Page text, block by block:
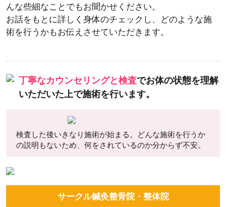
んな些細なことでもお聞かせください。
お話をもとに詳しく身体のチェックし、どのような施
術を行うかもお伝えさせていただきます。
丁寧なカウンセリングと検査でお体の状態を理解
いただいた上で施術を行います。
検査した後いきなり施術が始まる。どんな施術を行うか
の説明もないため、何をされているのか分からず不安。
サークル鍼灸整骨院・整体院